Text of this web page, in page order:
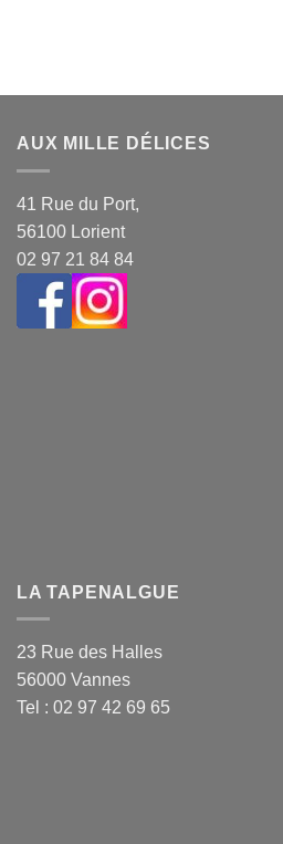
AUX MILLE DÉLICES
41 Rue du Port,
56100 Lorient
02 97 21 84 84
LA TAPENALGUE
23 Rue des Halles
56000 Vannes
Tel : 02 97 42 69 65